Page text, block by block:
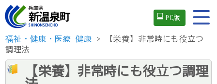
PC版
福祉・健康・医療 健康 > 【栄養】非常時にも役立つ
調理法
【栄養】非常時にも役立つ調理